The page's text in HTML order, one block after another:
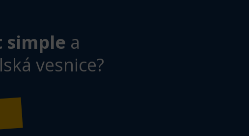
simple a
vesnice?